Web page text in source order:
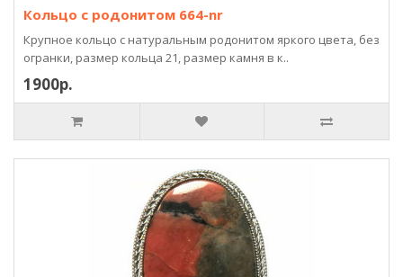
Кольцо с родонитом 664-nr
Крупное кольцо с натуральным родонитом яркого цвета, без
огранки, размер кольца 21, размер камня в к..
1900р.